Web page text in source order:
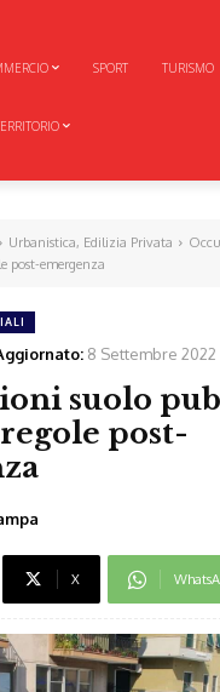
SPORT TURISMO
Urbanistica, Edilizia Privata
post-emergenza
8 Settembre 2022
suolo
post-
X